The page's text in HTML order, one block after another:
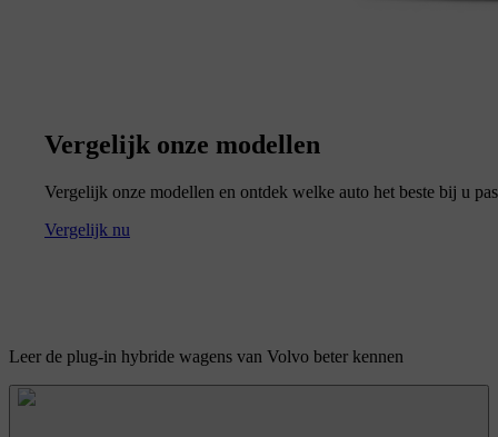
Vergelijk onze modellen
Vergelijk onze modellen en ontdek welke auto het beste bij u
Vergelijk nu
Leer de plug-in hybride wagens van Volvo beter kennen